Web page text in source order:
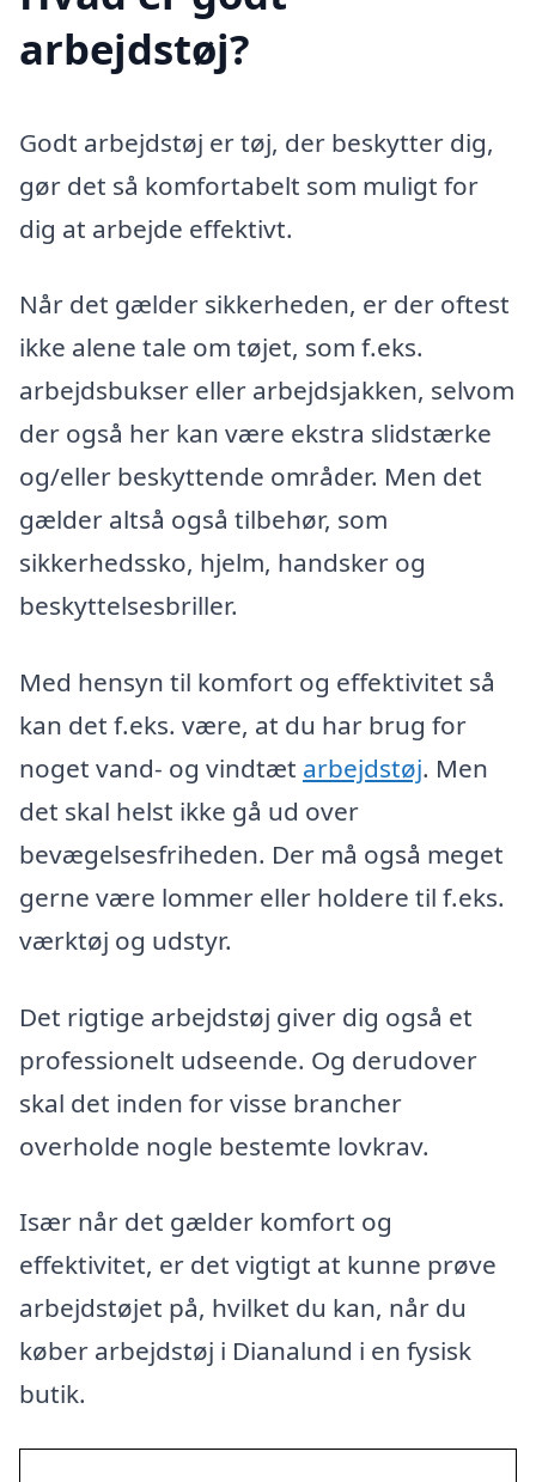
arbejdstøj?
Godt arbejdstøj er tøj, der beskytter dig,
gør det så komfortabelt som muligt for
dig at arbejde effektivt.
Når det gælder sikkerheden, er der oftest
ikke alene tale om tøjet, som f.eks.
arbejdsbukser eller arbejdsjakken, selvom
der også her kan være ekstra slidstærke
og/eller beskyttende områder. Men det
gælder altså også tilbehør, som
sikkerhedssko, hjelm, handsker og
beskyttelsesbriller.
Med hensyn til komfort og effektivitet så
kan det f.eks. være, at du har brug for
noget vand- og vindtæt arbejdstøj. Men
det skal helst ikke gå ud over
bevægelsesfriheden. Der må også meget
gerne være lommer eller holdere til f.eks.
værktøj og udstyr.
Det rigtige arbejdstøj giver dig også et
professionelt udseende. Og derudover
skal det inden for visse brancher
overholde nogle bestemte lovkrav.
Især når det gælder komfort og
effektivitet, er det vigtigt at kunne prøve
arbejdstøjet på, hvilket du kan, når du
køber arbejdstøj i Dianalund i en fysisk
butik.